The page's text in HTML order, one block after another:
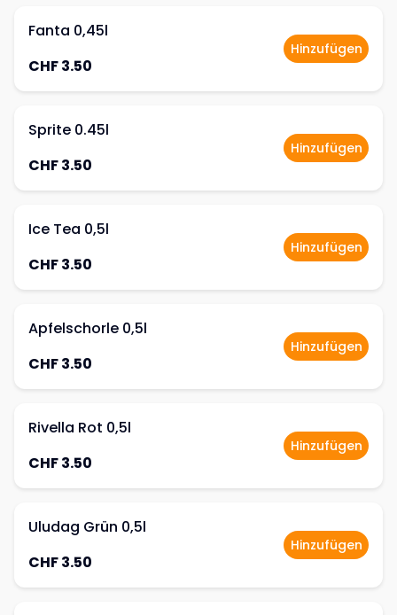
Fanta 0,45l
CHF 3.50
Hinzufügen
Sprite 0.45l
CHF 3.50
Hinzufügen
Ice Tea 0,5l
CHF 3.50
Hinzufügen
Apfelschorle 0,5l
CHF 3.50
Hinzufügen
Rivella Rot 0,5l
CHF 3.50
Hinzufügen
Uludag Grün 0,5l
CHF 3.50
Hinzufügen